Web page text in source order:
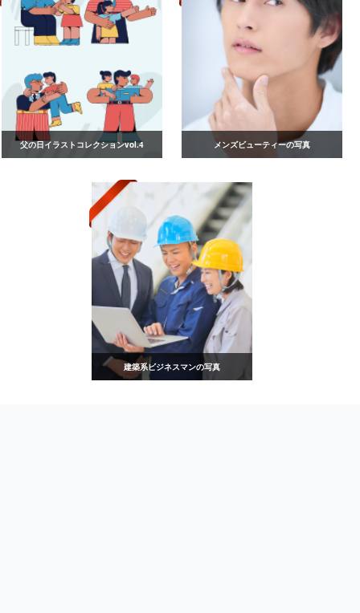
父の日イラストコレクションvol.4 メンズビューティーの写真
建築系ビジネスマンの写真